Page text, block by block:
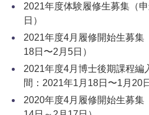
2021年度体験履修生募集（
日）
2021年度4月履修開始生募集
18日〜2月5日）
2021年度4月博士後期課程編
間：2021年1月18日〜1月20日
2020年度4月履修開始生募集